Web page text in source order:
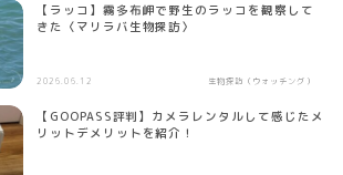
【ラッコ】霧多布岬で野生のラッコを観察して
きた〈マリラバ生物探訪〉
2026.06.12 生物探訪（ウォッチング）
【GOOPASS評判】カメラレンタルして感じたメ
リットデメリットを紹介！